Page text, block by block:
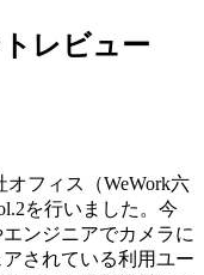
レビュー
オフィス（WeWork六
を行いました。今
ンジニアでカメラに
されている利用ユー